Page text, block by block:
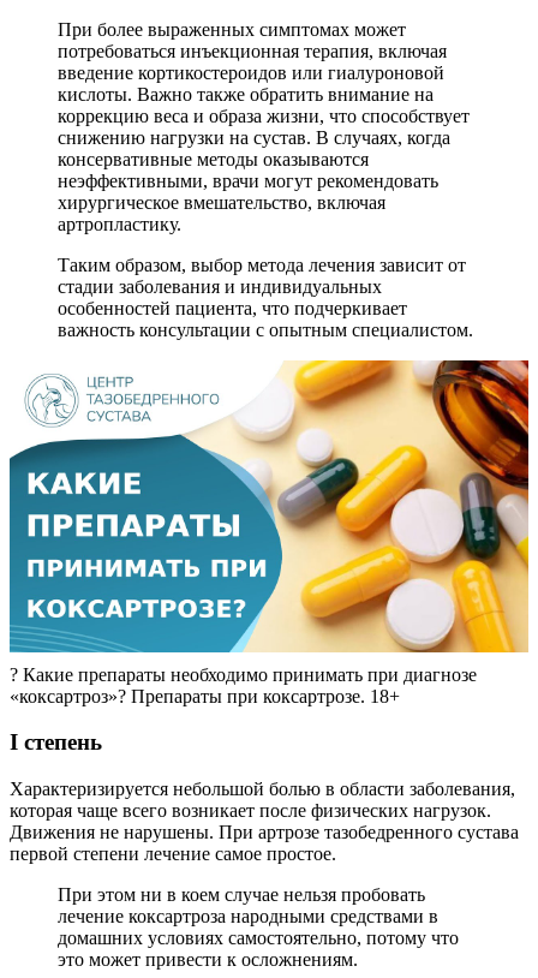
При более выраженных симптомах может
потребоваться инъекционная терапия, включая
введение кортикостероидов или гиалуроновой
кислоты. Важно также обратить внимание на
коррекцию веса и образа жизни, что способствует
снижению нагрузки на сустав. В случаях, когда
консервативные методы оказываются
неэффективными, врачи могут рекомендовать
хирургическое вмешательство, включая
артропластику.
Таким образом, выбор метода лечения зависит от
стадии заболевания и индивидуальных
особенностей пациента, что подчеркивает
важность консультации с опытным специалистом.
? Какие препараты необходимо принимать при диагнозе
«коксартроз»? Препараты при коксартрозе. 18+
I степень
Характеризируется небольшой болью в области заболевания,
которая чаще всего возникает после физических нагрузок.
Движения не нарушены. При артрозе тазобедренного сустава
первой степени лечение самое простое.
При этом ни в коем случае нельзя пробовать
лечение коксартроза народными средствами в
домашних условиях самостоятельно, потому что
это может привести к осложнениям.